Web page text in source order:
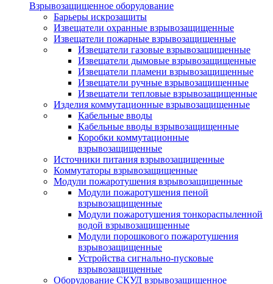
Взрывозащищенное оборудование
Барьеры искрозащиты
Извещатели охранные взрывозащищенные
Извещатели пожарные взрывозащищенные
Извещатели газовые взрывозащищенные
Извещатели дымовые взрывозащищенные
Извещатели пламени взрывозащищенные
Извещатели ручные взрывозащищенные
Извещатели тепловые взрывозащищенные
Изделия коммутационные взрывозащищенные
Кабельные вводы
Кабельные вводы взрывозащищенные
Коробки коммутационные
взрывозащищенные
Источники питания взрывозащищенные
Коммутаторы взрывозащищенные
Модули пожаротушения взрывозащищенные
Модули пожаротушения пеной
взрывозащищенные
Модули пожаротушения тонкораспыленной
водой взрывозащищенные
Модули порошкового пожаротушения
взрывозащищенные
Устройства сигнально-пусковые
взрывозащищенные
Оборудование СКУД взрывозащищенное